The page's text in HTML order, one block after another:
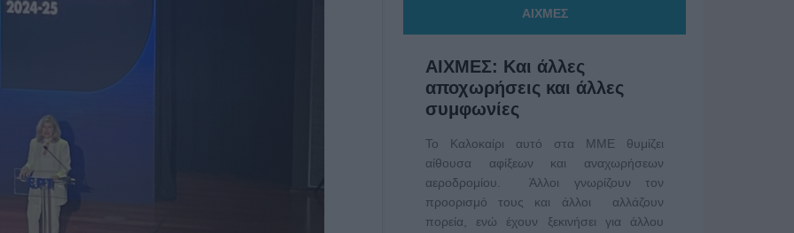
ΑΙΧΜΕΣ
ΑΙΧΜΕΣ: Και άλλες
αποχωρήσεις και άλλες
συμφωνίες
Το Καλοκαίρι αυτό στα ΜΜΕ θυμίζει
αίθουσα αφίξεων και αναχωρήσεων
αεροδρομίου. Άλλοι γνωρίζουν τον
προορισμό τους και άλλοι αλλάζουν
πορεία, ενώ έχουν ξεκινήσει για άλλου